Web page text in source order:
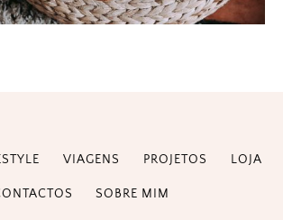
VIAGENS PROJETOS LOJA
SOBRE MIM